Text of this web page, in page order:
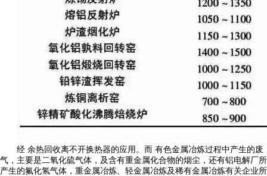
经 余热回收离不开换热器的应用。而 有色金属冶炼过程中产生的废
气，主要是二氧化硫气体，及含有重金属化合物的烟尘，还有铝电解厂所
产生的氟化氢气体，重金属冶炼、轻金属冶炼及稀有金属冶炼有关企业所